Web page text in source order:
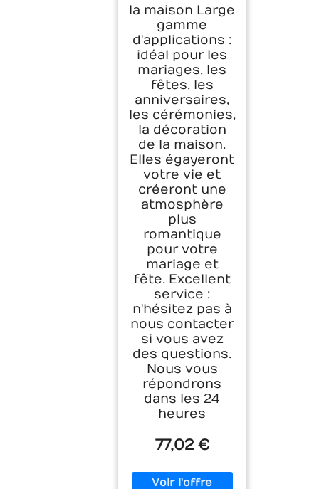
la maison Large
gamme
d'applications :
idéal pour les
mariages, les
fêtes, les
anniversaires,
les cérémonies,
la décoration
de la maison.
Elles égayeront
votre vie et
créeront une
atmosphère
plus
romantique
pour votre
mariage et
fête. Excellent
service :
n'hésitez pas à
nous contacter
si vous avez
des questions.
Nous vous
répondrons
dans les 24
heures
77,02 €